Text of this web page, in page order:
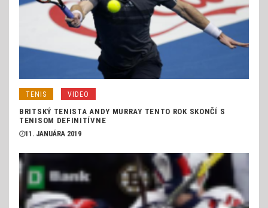
TENIS VIDEO
BRITSKÝ TENISTA ANDY MURRAY TENTO ROK SKONČÍ S
TENISOM DEFINITÍVNE
11. JANUÁRA 2019